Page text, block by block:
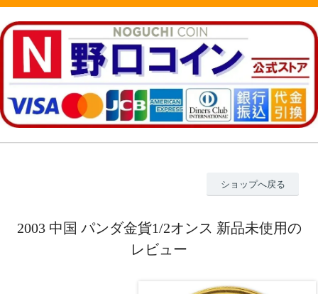
ショップへ戻る
2003 中国 パンダ金貨1/2オンス 新品未使用の
レビュー